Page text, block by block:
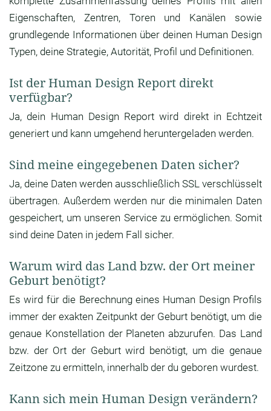
Eigenschaften, Zentren, Toren und Kanälen sowie
grundlegende Informationen über deinen Human Design
Typen, deine Strategie, Autorität, Profil und Definitionen.
Ist der Human Design Report direkt
verfügbar?
Ja, dein Human Design Report wird direkt in Echtzeit
generiert und kann umgehend heruntergeladen werden.
Sind meine eingegebenen Daten sicher?
Ja, deine Daten werden ausschließlich SSL verschlüsselt
übertragen. Außerdem werden nur die minimalen Daten
gespeichert, um unseren Service zu ermöglichen. Somit
sind deine Daten in jedem Fall sicher.
Warum wird das Land bzw. der Ort meiner
Geburt benötigt?
Es wird für die Berechnung eines Human Design Profils
immer der exakten Zeitpunkt der Geburt benötigt, um die
genaue Konstellation der Planeten abzurufen. Das Land
bzw. der Ort der Geburt wird benötigt, um die genaue
Zeitzone zu ermitteln, innerhalb der du geboren wurdest.
Kann sich mein Human Design verändern?